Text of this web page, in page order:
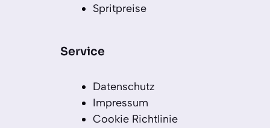
Spritpreise
Service
Datenschutz
Impressum
Cookie Richtlinie